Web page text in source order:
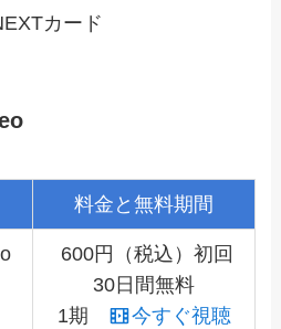
カード
料金と無料期間
600円（税込）初回
30日間無料
1期
今すぐ視聴